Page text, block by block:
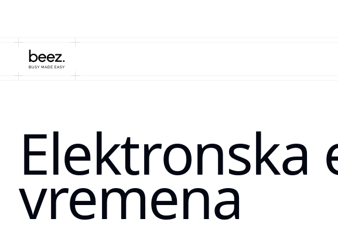
Elektronska
vremena